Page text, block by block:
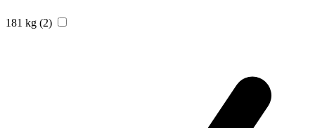
181 kg (2)